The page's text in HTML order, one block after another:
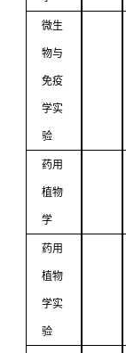
微生
物与
免疫
学实
验
药用
植物
学
药用
植物
学实
验